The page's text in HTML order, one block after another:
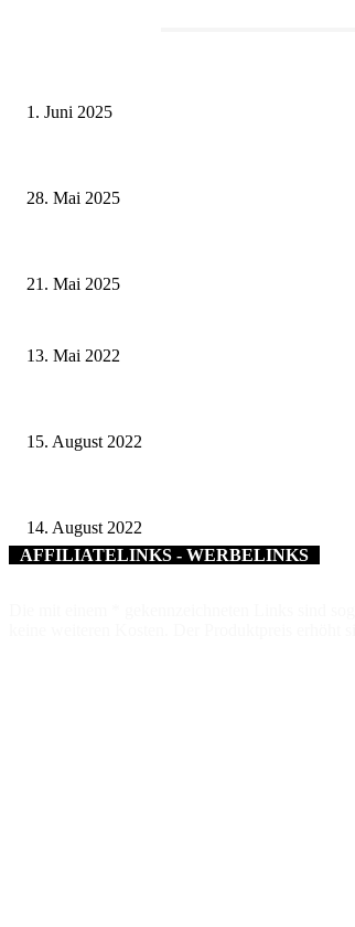
1. Juni 2025
28. Mai 2025
21. Mai 2025
13. Mai 2022
15. August 2022
14. August 2022
AFFILIATELINKS - WERBELINKS